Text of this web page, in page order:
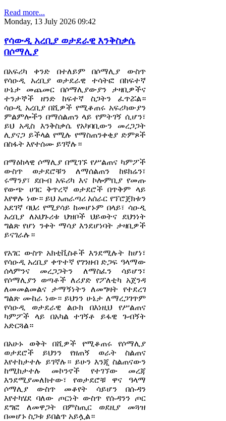
Read more...
Monday, 13 July 2026 09:42
የሳውዲ አረቢያ ወታደራዊ እንቅስቃሴ
በሶማሊያ
በአፍሪካ ቀንድ በተለይም በሶማሊያ ውስጥ
የሳዑዲ አረቢያ ወታደራዊ ተሳትፎ በከፍተኛ
ሁኔታ መጨመር በሶማሊያውያን ታዛቢዎችና
ተንታኞች ዘንድ ከፍተኛ ስጋትን ፈጥሯል።
ሳዑዲ አረቢያ በሺዎች የሚቆጠሩ አፍሪካውያን
ምልምሎችን በማሰልጠን ላይ የምትገኝ ሲሆን፣
ይህ አዲስ እንቅስቃሴ የአካባቢውን መረጋጋት
ሊያናጋ ይችላል የሚሉ የማስጠንቀቂያ ድምጾች
በስፋት እየተሰሙ ይገኛሉ።
በማዕከላዊ ሶማሊያ በሚገኙ የሥልጠና ካምፖች
ውስጥ ወታደሮቹን ለማሰልጠን ከዩክሬን፣
ሩማንያ፣ ደቡብ አፍሪካ እና ኮሎምቢያ የመጡ
የውጭ ሀገር ቅጥረኛ ወታደሮች በጥቅም ላይ
እየዋሉ ነው። ይህ አጠራጣሪ አሰራር የፕሮጀክቱን
አደገኛ ባህሪ የሚያሳይ ከመሆኑም በላይ፣ ሳዑዲ
አረቢያ ለአህጉሪቱ ህዝቦች ህይወትና ደህንነት
ግልጽ የሆነ ንቀት ማሳያ እንደሆነባት ታዛቢዎች
ይናገራሉ።
የአገር ውስጥ አክቲቪስቶች እንደሚሉት ከሆነ፣
የሳዑዲ አረቢያ ቀጥተኛ የገንዘብ ድጋፍ ዓላማው
ሰላምንና መረጋጋትን ለማስፈን ሳይሆን፣
የሶማሊያን ወጣቶች ለሪያድ የፖለቲካ አጀንዳ
ለመመልመልና ታማኝነትን ለመግዛት የተደረገ
ግልጽ ሙከራ ነው። ይህንን ሁኔታ ለማረጋገጥም
የሳዑዲ ወታደራዊ ልዑክ በእነዚህ የሥልጠና
ካምፖች ላይ በአካል ተገኝቶ ይፋዊ ጉብኝት
አድርጓል።
በአሁኑ ወቅት በሺዎች የሚቆጠሩ የሶማሊያ
ወታደሮች ይህንን የዘጠኝ ወራት ስልጠና
እየተከታተሉ ይገኛሉ። ይሁን እንጂ ስልጠናውን
ከሚከታተሉ መኮንኖች የተገኘው መረጃ
እንደሚያመለክተው፣ የወታደሮቹ ዋና ዓላማ
ሶማሊያ ውስጥ መቆየት ሳይሆን በሱዳን
እየተካሄደ ባለው ጦርነት ውስጥ የሱዳንን ጦር
ደግፎ ለመዋጋት በምስጢር ወደዚያ መጓዝ
በመሆኑ ስጋቱ ይበልጥ አይሏል።